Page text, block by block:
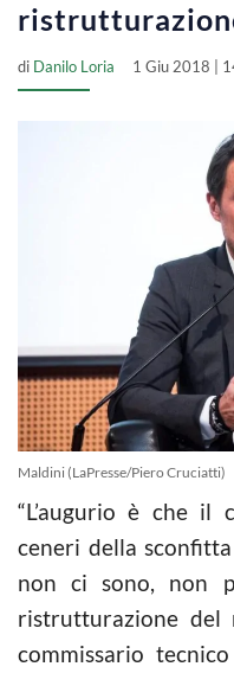
di Danilo Loria 1 Giu 2018 |
Maldini (LaPresse/Piero Cruciatti)
“L’augurio è che il
ceneri della
non ci sono, non
ristrutturazione del
commissario